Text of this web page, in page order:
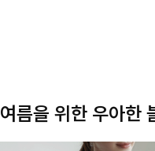
여름을 위한 우아한